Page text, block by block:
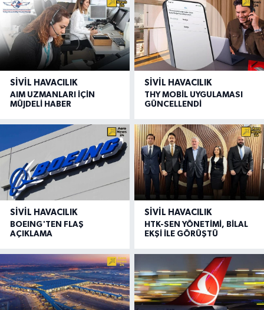
SIVIL HAVACILIK
AIM UZMANLARI İÇİN
MÜJDELİ HABER
SIVIL HAVACILIK
THY MOBİL UYGULAMASI
GÜNCELLENDİ
SIVIL HAVACILIK
BOEING'TEN FLAŞ
AÇIKLAMA
SIVIL HAVACILIK
HTK-SEN YÖNETİMİ, BİLAL
EKŞİ İLE GÖRÜŞTÜ